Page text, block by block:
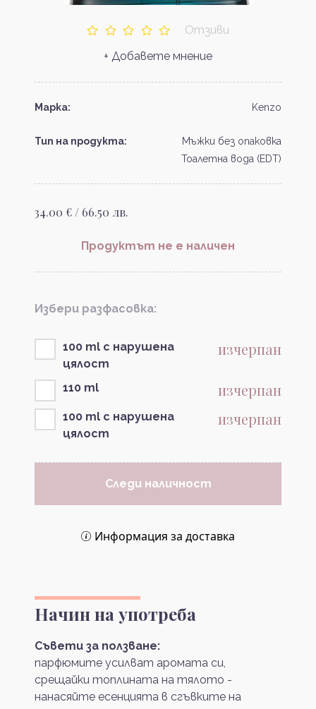
Отзиви
+ Добавете мнение
Марка: Kenzo
Тип на продукта:
Мъжки без опаковка
Тоалетна вода (EDT)
34.00 € / 66.50 лв.
Продуктът не е наличен
Избери разфасовка:
100 ml с нарушена
цялост
изчерпан
110 ml изчерпан
100 ml с нарушена
цялост
изчерпан
Следи наличност
Информация за доставка
Начин на употреба
Съвети за ползване:
парфюмите усилват аромата си,
срещайки топлината на тялото -
нанасяйте есенцията в сгъвките на